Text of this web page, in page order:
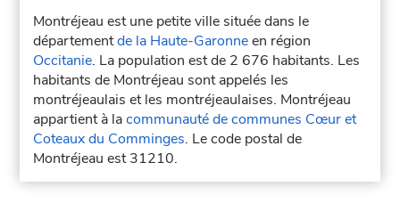
Montréjeau est une petite ville située dans le
départementde la Haute-Garonneen région
Occitanie. La population est de 2 676 habitants. Les
habitants de Montréjeau sont appelés les
montréjeaulais et les montréjeaulaises. Montréjeau
appartient à lacommunauté de communes Cœur et
Coteaux du Comminges. Le code postal de
Montréjeau est 31210.